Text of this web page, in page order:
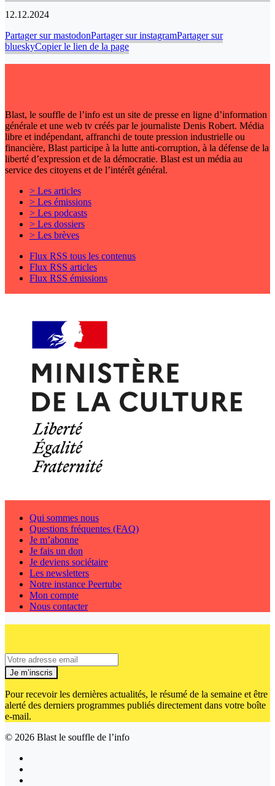
12.12.2024
Partager sur mastodonPartager sur instagramPartager sur
blueskyCopier le lien de la page
Blast, le souffle de l’info est un site de presse en ligne d’information
générale et une web tv créés par le journaliste Denis Robert. Média
libre et indépendant, affranchi de toute pression industrielle ou
financière, Blast participe à la lutte anti-corruption, à la défense de la
liberté d’expression et de la démocratie. Blast est un média au
service des citoyens et de l’intérêt général.
> Les articles
> Les émissions
> Les podcasts
> Les dossiers
> Les brèves
Flux RSS tous les contenus
Flux RSS articles
Flux RSS émissions
Qui sommes nous
Questions fréquentes (FAQ)
Je m’abonne
Je fais un don
Je deviens sociétaire
Les newsletters
Notre instance Peertube
Mon compte
Nous contacter
Je m’inscris
Pour recevoir les dernières actualités, le résumé de la semaine et être
alerté des derniers programmes publiés directement dans votre boîte
e-mail.
© 2026 Blast le souffle de l’info